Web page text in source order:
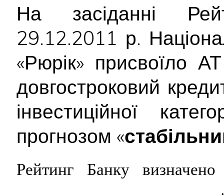
На засіданні
29.12.2011 р.
«Рюрік» присвоїло
довгостроковий
інвестиційної
прогнозом «
Рейтинг Банку